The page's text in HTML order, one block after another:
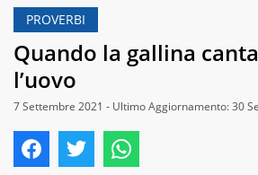
PROVERBI
Quando la gallina
l’uovo
7 Settembre 2021 - Ultimo Aggiornamento: 30